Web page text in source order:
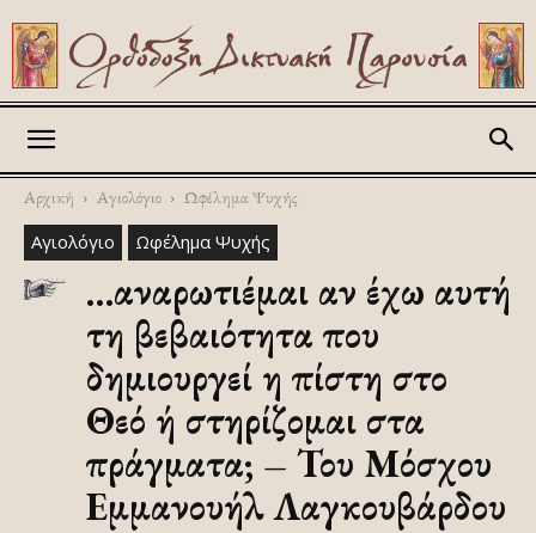
Αρχική Αγιολόγιο Ωφέλημα Ψυχής
Αγιολόγιο Ωφέλημα Ψυχής
…αναρωτιέμαι αν έχω αυτή
τη βεβαιότητα που
δημιουργεί η πίστη στο
Θεό ή στηρίζομαι στα
πράγματα; – Του Μόσχου
Εμμανουήλ Λαγκουβάρδου